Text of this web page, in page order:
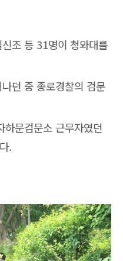
조 등 31명이 청와대를
던 중 종로경찰의 검문
문검문소 근무자였던
.